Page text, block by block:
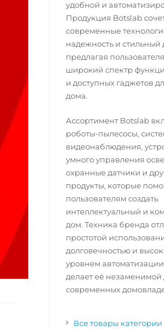
удобной и
Продукция Botslab
современные
надежность и стильный
предлагая
широкий спектр
и доступных гаджетов
дома.
Ассортимент Botslab
роботы-пылесосы,
видеонаблюдения,
умного управления
охранные датчики и
продукты, которые
пользователям создать
интеллектуальный и
дом. Техника бренда
простотой
долговечностью и
уровнем
делает её незаменимой
современных
Все товары категории